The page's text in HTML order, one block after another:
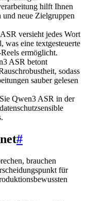
hilft Ihnen
neue Zielgruppen
versieht jedes Wort
was eine textgesteuerte
ermöglicht.
ASR betont
sodass
sauber gelesen
Qwen3 ASR in der
#
brauchen
für